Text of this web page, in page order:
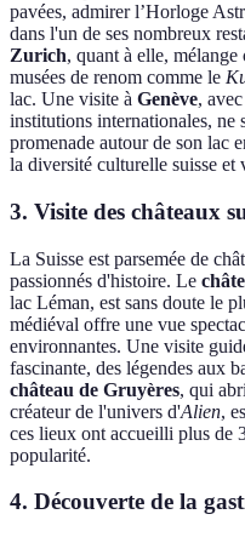
pavées, admirer l’Horloge
dans l'un de ses nombreux
Zurich, quant à elle,
musées de renom comme le
lac. Une visite à Genève,
institutions internationales, ne
promenade autour de son lac
la diversité culturelle suisse et
3. Visite des châteaux
La Suisse est parsemée de
passionnés d'histoire. Le
lac Léman, est sans doute le
médiéval offre une vue
environnantes. Une visite
fascinante, des légendes aux
château de Gruyères, qui
créateur de l'univers d'Alien,
ces lieux ont accueilli plus de
popularité.
4. Découverte de la